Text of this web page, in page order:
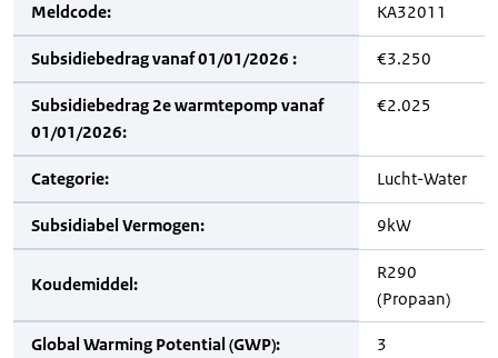
Meldcode: KA32011
Subsidiebedrag vanaf 01/01/2026 : €3.250
Subsidiebedrag 2e warmtepomp vanaf
01/01/2026:
€2.025
Categorie: Lucht-Water
Subsidiabel Vermogen: 9kW
Koudemiddel:
R290
(Propaan)
Global Warming Potential (GWP): 3